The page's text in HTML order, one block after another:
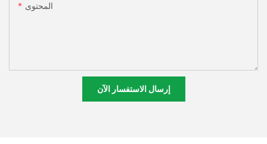
المحتوى
إرسال الاستفسار الآن